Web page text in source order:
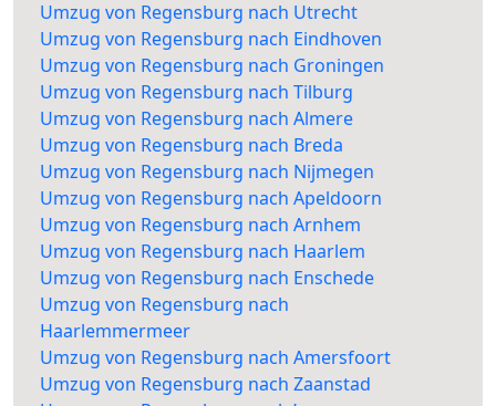
Umzug von Regensburg nach Utrecht
Umzug von Regensburg nach Eindhoven
Umzug von Regensburg nach Groningen
Umzug von Regensburg nach Tilburg
Umzug von Regensburg nach Almere
Umzug von Regensburg nach Breda
Umzug von Regensburg nach Nijmegen
Umzug von Regensburg nach Apeldoorn
Umzug von Regensburg nach Arnhem
Umzug von Regensburg nach Haarlem
Umzug von Regensburg nach Enschede
Umzug von Regensburg nach
Haarlemmermeer
Umzug von Regensburg nach Amersfoort
Umzug von Regensburg nach Zaanstad